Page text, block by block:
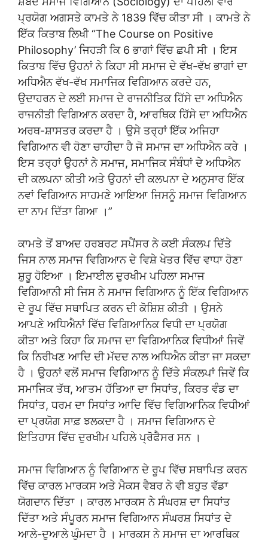
ਪ੍ਰਯੋਗ ਅਗਸਤੇ ਕਾਮਤੇ ਨੇ 1839 ਵਿੱਚ ਕੀਤਾ ਸੀ । ਕਾਮਤੇ ਨੇ
ਇੱਕ ਕਿਤਾਬ ਲਿਖੀ “The Course on Positive
Philosophy’ ਜਿਹੜੀ ਕਿ 6 ਭਾਗਾਂ ਵਿੱਚ ਛਪੀ ਸੀ । ਇਸ
ਕਿਤਾਬ ਵਿੱਚ ਉਹਨਾਂ ਨੇ ਕਿਹਾ ਸੀ ਸਮਾਜ ਦੇ ਵੱਖ-ਵੱਖ ਭਾਗਾਂ ਦਾ
ਅਧਿਐਨ ਵੱਖ-ਵੱਖ ਸਮਾਜਿਕ ਵਿਗਿਆਨ ਕਰਦੇ ਹਨ,
ਉਦਾਹਰਨ ਦੇ ਲਈ ਸਮਾਜ ਦੇ ਰਾਜਨੀਤਿਕ ਹਿੱਸੇ ਦਾ ਅਧਿਐਨ
ਰਾਜਨੀਤੀ ਵਿਗਿਆਨ ਕਰਦਾ ਹੈ, ਆਰਥਿਕ ਹਿੱਸੇ ਦਾ ਅਧਿਐਨ
ਅਰਥ-ਸ਼ਾਸਤਰ ਕਰਦਾ ਹੈ । ਉਸੇ ਤਰ੍ਹਾਂ ਇੱਕ ਅਜਿਹਾ
ਵਿਗਿਆਨ ਵੀ ਹੋਣਾ ਚਾਹੀਦਾ ਹੈ ਜੋ ਸਮਾਜ ਦਾ ਅਧਿਐਨ ਕਰੇ ।
ਇਸ ਤਰ੍ਹਾਂ ਉਹਨਾਂ ਨੇ ਸਮਾਜ, ਸਮਾਜਿਕ ਸੰਬੰਧਾਂ ਦੇ ਅਧਿਐਨ
ਦੀ ਕਲਪਨਾ ਕੀਤੀ ਅਤੇ ਉਹਨਾਂ ਦੀ ਕਲਪਨਾ ਦੇ ਅਨੁਸਾਰ ਇੱਕ
ਨਵਾਂ ਵਿਗਿਆਨ ਸਾਹਮਣੇ ਆਇਆ ਜਿਸਨੂੰ ਸਮਾਜ ਵਿਗਿਆਨ
ਦਾ ਨਾਮ ਦਿੱਤਾ ਗਿਆ ।”
ਕਾਮਤੇ ਤੋਂ ਬਾਅਦ ਹਰਬਰਟ ਸਪੈਂਸਰ ਨੇ ਕਈ ਸੰਕਲਪ ਦਿੱਤੇ
ਜਿਸ ਨਾਲ ਸਮਾਜ ਵਿਗਿਆਨ ਦੇ ਵਿਸ਼ੇ ਖੇਤਰ ਵਿੱਚ ਵਾਧਾ ਹੋਣਾ
ਸ਼ੁਰੂ ਹੋਇਆ । ਇਮਾਈਲ ਦੁਰਖੀਮ ਪਹਿਲਾ ਸਮਾਜ
ਵਿਗਿਆਨੀ ਸੀ ਜਿਸ ਨੇ ਸਮਾਜ ਵਿਗਿਆਨ ਨੂੰ ਇੱਕ ਵਿਗਿਆਨ
ਦੇ ਰੂਪ ਵਿੱਚ ਸਥਾਪਿਤ ਕਰਨ ਦੀ ਕੋਸ਼ਿਸ਼ ਕੀਤੀ । ਉਸਨੇ
ਆਪਣੇ ਅਧਿਐਨਾਂ ਵਿੱਚ ਵਿਗਿਆਨਿਕ ਵਿਧੀ ਦਾ ਪ੍ਰਯੋਗ
ਕੀਤਾ ਅਤੇ ਕਿਹਾ ਕਿ ਸਮਾਜ ਦਾ ਵਿਗਿਆਨਿਕ ਵਿਧੀਆਂ ਜਿਵੇਂ
ਕਿ ਨਿਰੀਖਣ ਆਦਿ ਦੀ ਮੱਦਦ ਨਾਲ ਅਧਿਐਨ ਕੀਤਾ ਜਾ ਸਕਦਾ
ਹੈ । ਉਹਨਾਂ ਵਲੋਂ ਸਮਾਜ ਵਿਗਿਆਨ ਨੂੰ ਦਿੱਤੇ ਸੰਕਲਪਾਂ ਜਿਵੇਂ ਕਿ
ਸਮਾਜਿਕ ਤੱਥ, ਆਤਮ ਹੱਤਿਆ ਦਾ ਸਿਧਾਂਤ, ਕਿਰਤ ਵੰਡ ਦਾ
ਸਿਧਾਂਤ, ਧਰਮ ਦਾ ਸਿਧਾਂਤ ਆਦਿ ਵਿੱਚ ਵਿਗਿਆਨਿਕ ਵਿਧੀਆਂ
ਦਾ ਪ੍ਰਯੋਗ ਸਾਫ਼ ਝਲਕਦਾ ਹੈ । ਸਮਾਜ ਵਿਗਿਆਨ ਦੇ
ਇਤਿਹਾਸ ਵਿੱਚ ਦੁਰਖੀਮ ਪਹਿਲੇ ਪ੍ਰੋਫੈਸਰ ਸਨ ।
ਸਮਾਜ ਵਿਗਿਆਨ ਨੂੰ ਵਿਗਿਆਨ ਦੇ ਰੂਪ ਵਿੱਚ ਸਥਾਪਿਤ ਕਰਨ
ਵਿੱਚ ਕਾਰਲ ਮਾਰਕਸ ਅਤੇ ਮੈਕਸ ਵੈਬਰ ਨੇ ਵੀ ਬਹੁਤ ਵੱਡਾ
ਯੋਗਦਾਨ ਦਿੱਤਾ । ਕਾਰਲ ਮਾਰਕਸ ਨੇ ਸੰਘਰਸ਼ ਦਾ ਸਿਧਾਂਤ
ਦਿੱਤਾ ਅਤੇ ਸੰਪੂਰਨ ਸਮਾਜ ਵਿਗਿਆਨ ਸੰਘਰਸ਼ ਸਿਧਾਂਤ ਦੇ
ਆਲੇ-ਦੁਆਲੇ ਘੁੰਮਦਾ ਹੈ । ਮਾਰਕਸ ਨੇ ਸਮਾਜ ਦਾ ਆਰਥਿਕ